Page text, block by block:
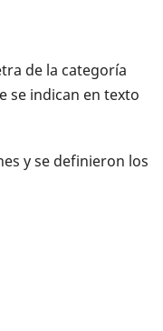
de la categoría
se indican en texto
y se definieron los